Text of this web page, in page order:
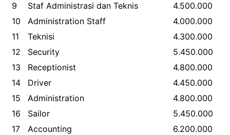
9
Staf Administrasi dan Teknis
4.500.000
10
Administration Staff
4.000.000
11
Teknisi
4.300.000
12
Security
5.450.000
13
Receptionist
4.800.000
14
Driver
4.450.000
15
Administration
4.800.000
16
Sailor
5.450.000
17
Accounting
6.200.000